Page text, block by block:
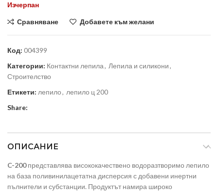
Изчерпан
Сравняване Добавете към желани
Код: 004399
Категории: Контактни лепила, Лепила и силикони,
Строителство
Етикети: лепило, лепило ц 200
Share:
ОПИСАНИЕ
C-200представлява висококачествено водоразтворимо лепило
на база поливинилацетатна дисперсия с добавени инертни
пълнители и субстанции. Продуктът намира широко